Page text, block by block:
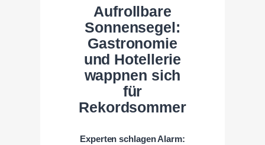
Aufrollbare
Sonnensegel:
Gastronomie
und Hotellerie
wappnen sich
für
Rekordsommer
Experten schlagen Alarm: